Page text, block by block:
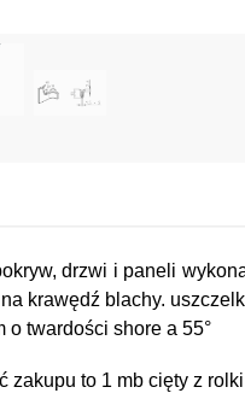
drzwi i paneli
krawędź blachy.
o twardości shore a 55°
to 1 mb cięty z